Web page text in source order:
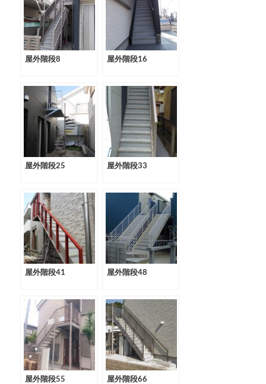
屋外階段8 屋外階段16
屋外階段25 屋外階段33
屋外階段41 屋外階段48
屋外階段55 屋外階段66